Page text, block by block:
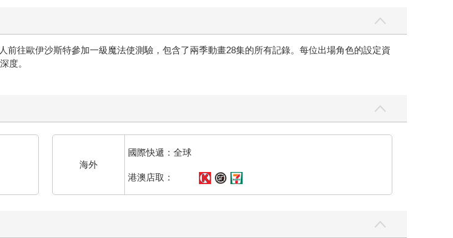
前往歐伊沙斯特參加一級魔法使測驗，包含了兩季動畫28集的所有記錄。每位出場角色的設定資
度。
海外
國際快遞：全球
港澳店取：